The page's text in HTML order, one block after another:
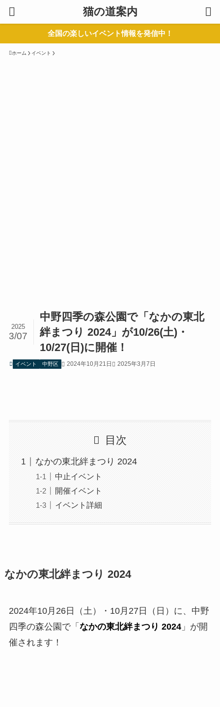
猫の道案内
全国の楽しいイベント情報を発信中！
ホーム イベント
中野四季の森公園で「なかの東北
絆まつり 2024」が10/26(土)・
10/27(日)に開催！
2025
3/07
イベント 中野区 2024年10月21日 2025年3月7日
目次
なかの東北絆まつり 2024
中止イベント
開催イベント
イベント詳細
なかの東北絆まつり 2024
2024年10月26日（土）・10月27日（日）に、中野
四季の森公園で「 なかの東北絆まつり 2024」が開
催されます！